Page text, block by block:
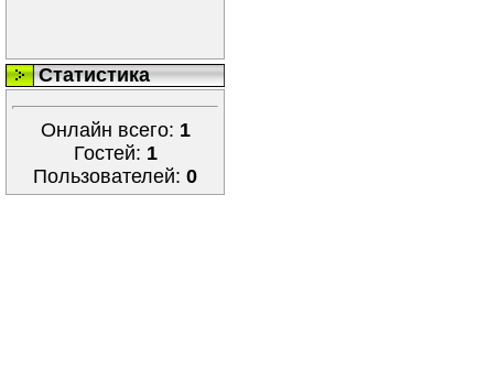
Статистика
Онлайн всего: 1
Гостей: 1
Пользователей: 0